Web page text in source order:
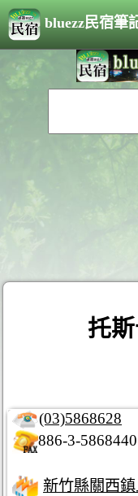
bluezz民宿筆
托
(03)5868628
886-3-5868440
新竹縣關西